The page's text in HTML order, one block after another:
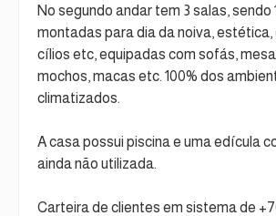
No segundo andar tem 3 salas, sendo
montadas para dia da noiva, estética,
cílios etc, equipadas com sofás,
mochos, macas etc. 100% dos
climatizados.
A casa possui piscina e uma edícula
ainda não utilizada.
Carteira de clientes em sistema de